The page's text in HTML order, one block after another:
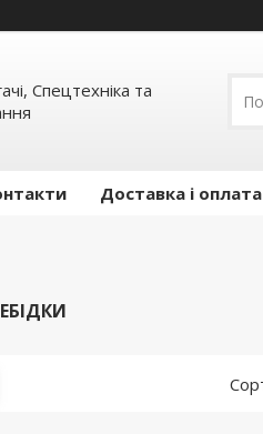
Спецтехніка та
Доставка і оплата